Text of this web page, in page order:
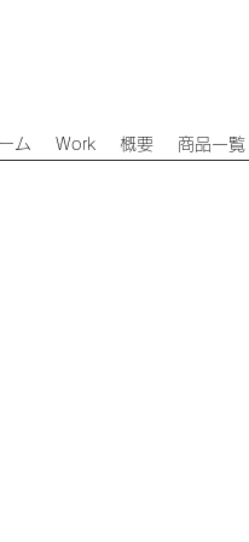
ム Work 概要 商品一覧